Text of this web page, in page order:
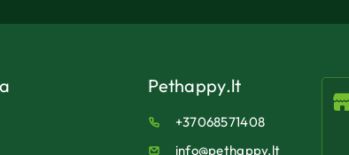
Pethappy.lt
+37068571408
info@pethappy.lt